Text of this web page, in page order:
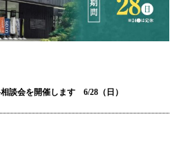
談会を開催します 6/28（日）